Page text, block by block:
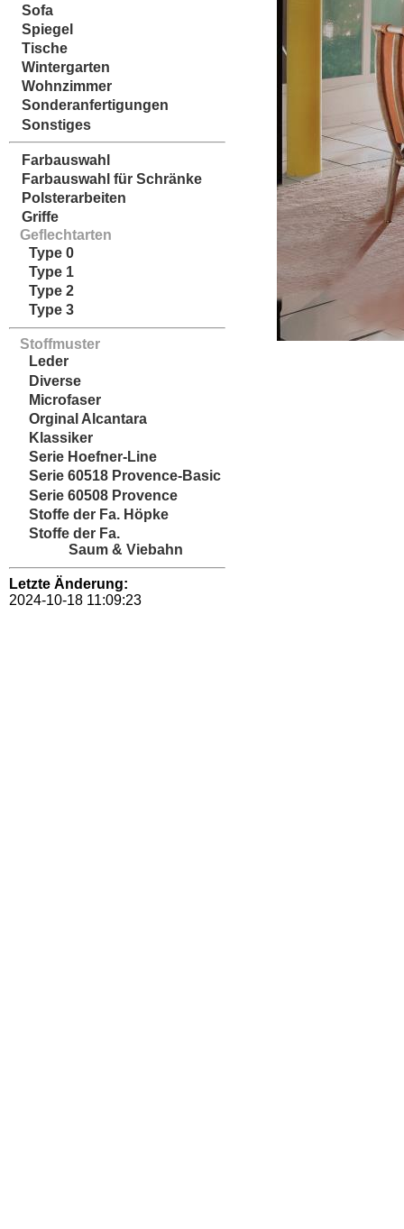
Sofa
Spiegel
Tische
Wintergarten
Wohnzimmer
Sonderanfertigungen
Sonstiges
Farbauswahl
Farbauswahl für Schränke
Polsterarbeiten
Griffe
Geflechtarten
Type 0
Type 1
Type 2
Type 3
Stoffmuster
Leder
Diverse
Microfaser
Orginal Alcantara
Klassiker
Serie Hoefner-Line
Serie 60518 Provence-Basic
Serie 60508 Provence
Stoffe der Fa. Höpke
Stoffe der Fa.
Saum & Viebahn
Letzte Änderung:
2024-10-18 11:09:23